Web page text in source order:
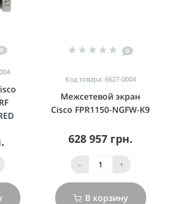
0 0
Код товара: 6627-0004
Межсетевой экран
Cisco FPR1150-NGFW-K9
628 957 грн.
- +
В корзину